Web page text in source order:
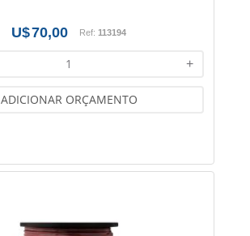
70,00 Ref: 113194
+
ADICIONAR ORÇAMENTO